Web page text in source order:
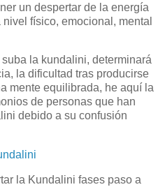
un despertar de la energía
físico, emocional, mental
la kundalini, determinará
la dificultad tras producirse
mente equilibrada, he aquí la
de personas que han
debido a su confusión
la Kundalini fases paso a